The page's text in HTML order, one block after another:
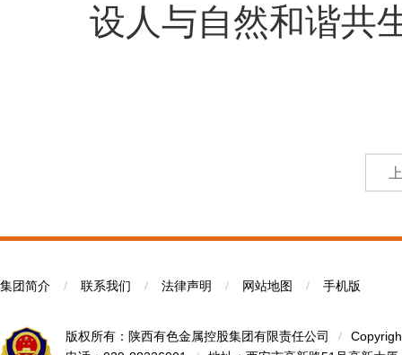
设人与自然和谐共
集团简介 / 联系我们 / 法律声明 / 网站地图 / 手机版
版权所有：陕西有色金属控股集团有限责任公司 /